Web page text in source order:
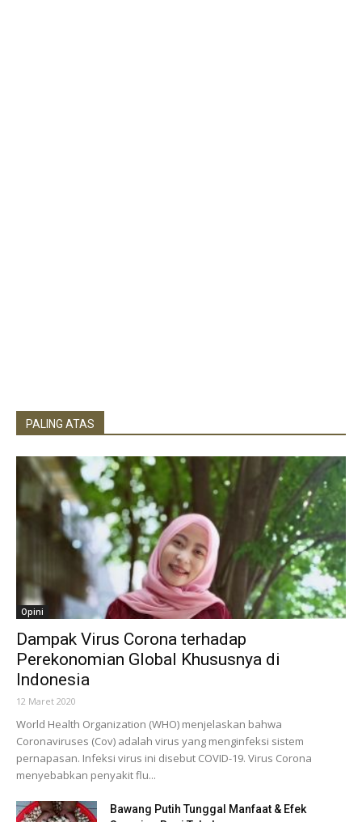
PALING ATAS
Opini
Dampak Virus Corona terhadap
Perekonomian Global Khususnya di
Indonesia
12 Maret 2020
World Health Organization (WHO) menjelaskan bahwa
Coronaviruses (Cov) adalah virus yang menginfeksi sistem
pernapasan. Infeksi virus ini disebut COVID-19. Virus Corona
menyebabkan penyakit flu...
Bawang Putih Tunggal Manfaat & Efek